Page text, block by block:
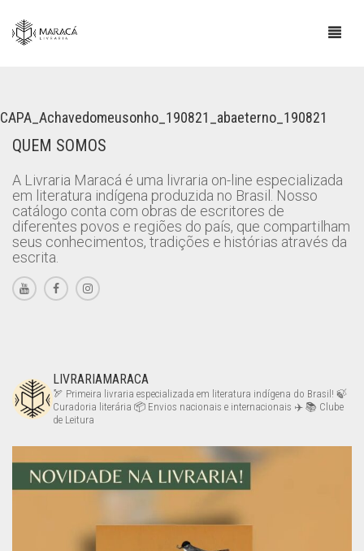
LOJA
ESCRITORES INDÍGENAS
CONTATO
CAPA_Achavedomeusonho_190821_abaeterno_190821
QUEM SOMOS
A Livraria Maracá é uma livraria on-line especializada
em literatura indígena produzida no Brasil. Nosso
catálogo conta com obras de escritores de
diferentes povos e regiões do país, que compartilham
seus conhecimentos, tradições e histórias através da
escrita.
LIVRARIAMARACA
🏹 Primeira livraria especializada em literatura indígena do Brasil! 🍃
Curadoria literária 📦 Envios nacionais e internacionais ✈️ 📚 Clube
de Leitura